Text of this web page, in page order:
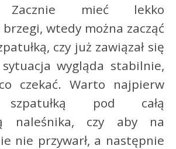
Zacznie mieć lekko
wtedy można zacząć
czy już zawiązał się
wygląda stabilnie,
czekać. Warto najpierw
szpatułką pod całą
naleśnika, czy aby na
nie przywarł, a następnie